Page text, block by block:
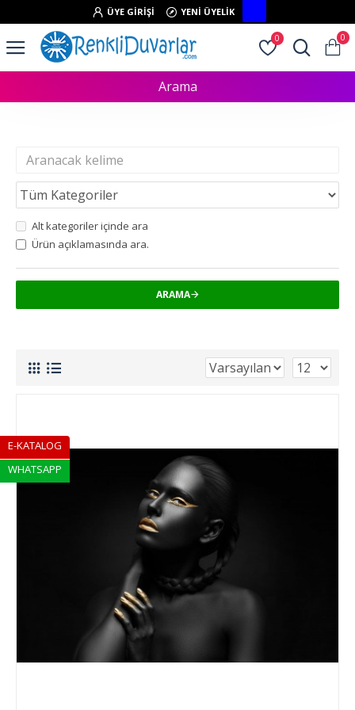
ÜYE GIRIŞI YENI ÜYELIK
0 0
Arama
Alt kategoriler içinde ara
Ürün açıklamasında ara.
ARAMA
E-KATALOG
WHATSAPP